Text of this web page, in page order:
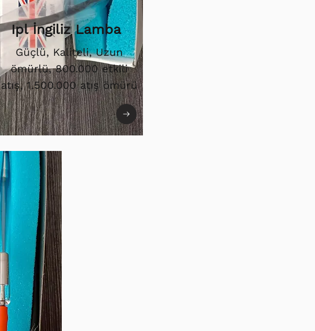
Ipl İngiliz Lamba
Güçlü, Kaliteli, Uzun
ömürlü, 800.000 etkili
atış, 1.500.000 atış ömürü